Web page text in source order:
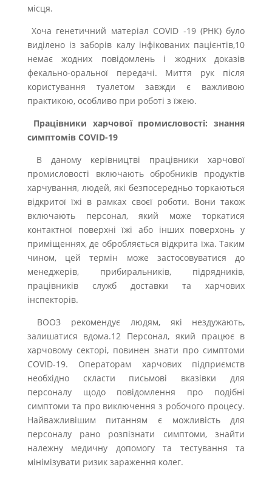
місця.
Хоча генетичний матеріал COVID -19 (РНК) було
виділено із заборів калу інфікованих пацієнтів,10
немає жодних повідомлень і жодних доказів
фекально-оральної передачі. Миття рук після
користування туалетом завжди є важливою
практикою, особливо при роботі з їжею.
Працівники харчової промисловості: знання
симптомів COVID-19
В даному керівництві працівники харчової
промисловості включають обробників продуктів
харчування, людей, які безпосередньо торкаються
відкритої їжі в рамках своєї роботи. Вони також
включають персонал, який може торкатися
контактної поверхні їжі або інших поверхонь у
приміщеннях, де обробляється відкрита їжа. Таким
чином, цей термін може застосовуватися до
менеджерів, прибиральників, підрядників,
працівників служб доставки та харчових
інспекторів.
ВООЗ рекомендує людям, які нездужають,
залишатися вдома.12 Персонал, який працює в
харчовому секторі, повинен знати про симптоми
COVID-19. Операторам харчових підприємств
необхідно скласти письмові вказівки для
персоналу щодо повідомлення про подібні
симптоми та про виключення з робочого процесу.
Найважливішим питанням є можливість для
персоналу рано розпізнати симптоми, знайти
належну медичну допомогу та тестування та
мінімізувати ризик зараження колег.